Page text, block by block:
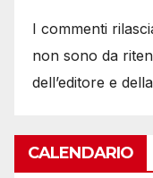
I commenti
non sono da
dell’editore e
CALENDARIO